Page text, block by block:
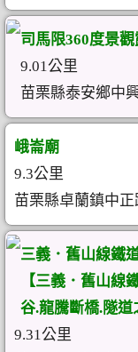
司馬限360度景
9.01公里
苗栗縣泰安鄉中
峨崙廟
9.3公里
苗栗縣卓蘭鎮中
三義．舊山線鐵
【三義．舊山線
谷.龍騰斷橋.隧
9.31公里